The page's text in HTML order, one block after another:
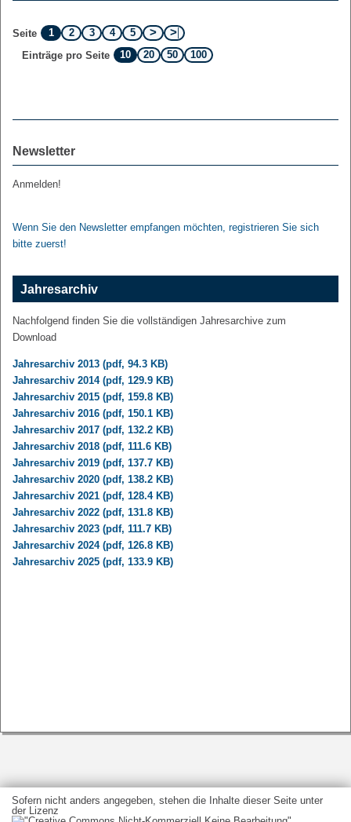
Seite 1 2 3 4
5
Einträge pro Seite
10 20 50 100
Newsletter
Anmelden!
Wenn Sie den Newsletter empfangen möchten, registrieren Sie sich
bitte zuerst!
Jahresarchiv
Nachfolgend finden Sie die vollständigen Jahresarchive zum
Download
Jahresarchiv 2013 (pdf, 94.3 KB)
Jahresarchiv 2014 (pdf, 129.9 KB)
Jahresarchiv 2015 (pdf, 159.8 KB)
Jahresarchiv 2016 (pdf, 150.1 KB)
Jahresarchiv 2017 (pdf, 132.2 KB)
Jahresarchiv 2018 (pdf, 111.6 KB)
Jahresarchiv 2019 (pdf, 137.7 KB)
Jahresarchiv 2020 (pdf, 138.2 KB)
Jahresarchiv 2021 (pdf, 128.4 KB)
Jahresarchiv 2022 (pdf, 131.8 KB)
Jahresarchiv 2023 (pdf, 111.7 KB)
Jahresarchiv 2024 (pdf, 126.8 KB)
Jahresarchiv 2025 (pdf, 133.9 KB)
Sofern nicht anders angegeben, stehen die Inhalte dieser Seite unter
der Lizenz